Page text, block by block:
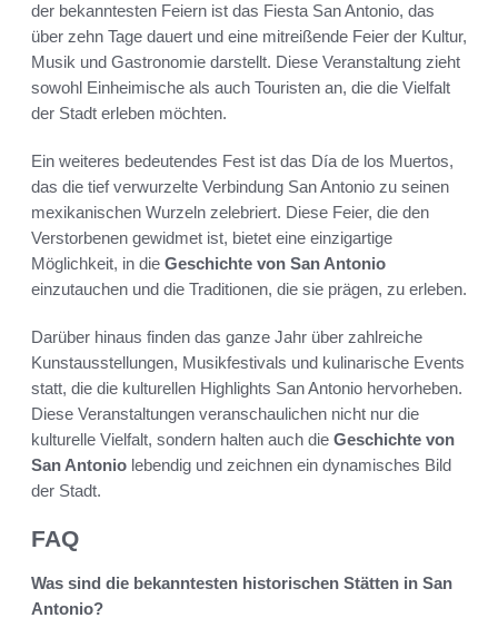
der bekanntesten Feiern ist das Fiesta San Antonio, das
über zehn Tage dauert und eine mitreißende Feier der Kultur,
Musik und Gastronomie darstellt. Diese Veranstaltung zieht
sowohl Einheimische als auch Touristen an, die die Vielfalt
der Stadt erleben möchten.
Ein weiteres bedeutendes Fest ist das Día de los Muertos,
das die tief verwurzelte Verbindung San Antonio zu seinen
mexikanischen Wurzeln zelebriert. Diese Feier, die den
Verstorbenen gewidmet ist, bietet eine einzigartige
Möglichkeit, in die Geschichte von San Antonio
einzutauchen und die Traditionen, die sie prägen, zu erleben.
Darüber hinaus finden das ganze Jahr über zahlreiche
Kunstausstellungen, Musikfestivals und kulinarische Events
statt, die die kulturellen Highlights San Antonio hervorheben.
Diese Veranstaltungen veranschaulichen nicht nur die
kulturelle Vielfalt, sondern halten auch die Geschichte von
San Antonio lebendig und zeichnen ein dynamisches Bild
der Stadt.
FAQ
Was sind die bekanntesten historischen Stätten in San
Antonio?